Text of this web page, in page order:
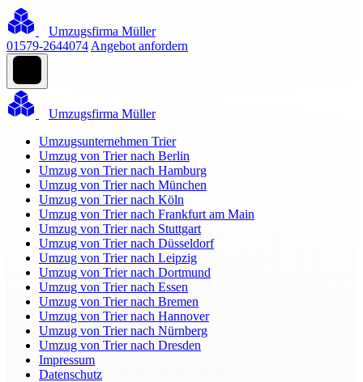
Umzugsfirma Müller
01579-2644074 Angebot anfordern
Umzugsfirma Müller
Umzugsunternehmen Trier
Umzug von Trier nach Berlin
Umzug von Trier nach Hamburg
Umzug von Trier nach München
Umzug von Trier nach Köln
Umzug von Trier nach Frankfurt am Main
Umzug von Trier nach Stuttgart
Umzug von Trier nach Düsseldorf
Umzug von Trier nach Leipzig
Umzug von Trier nach Dortmund
Umzug von Trier nach Essen
Umzug von Trier nach Bremen
Umzug von Trier nach Hannover
Umzug von Trier nach Nürnberg
Umzug von Trier nach Dresden
Impressum
Datenschutz